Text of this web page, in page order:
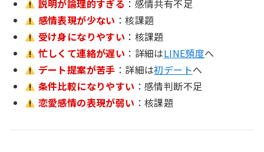
説明が論理的すぎる ：感情共有不足
感情表現が少ない ：核課題
受け身になりやすい ：核課題
忙しくて連絡が遅い ：詳細はLINE頻度へ
デート提案が苦手 ：詳細は初デートへ
条件比較になりやすい ：感情判断不足
恋愛感情の表現が弱い ：核課題